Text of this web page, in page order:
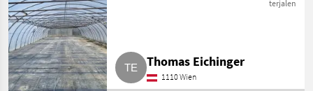
terjalen
Thomas Eichinger
1110 Wien